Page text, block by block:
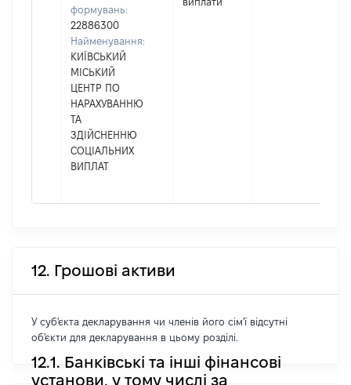
формувань:
22886300
Найменування:
КИЇВСЬКИЙ
МІСЬКИЙ
ЦЕНТР ПО
НАРАХУВАННЮ
ТА
ЗДІЙСНЕННЮ
СОЦІАЛЬНИХ
ВИПЛАТ
12. Грошові активи
У суб'єкта декларування чи членів його сім'ї відсутні
об'єкти для декларування в цьому розділі.
12.1. Банківські та інші фінансові
установи, у тому числі за